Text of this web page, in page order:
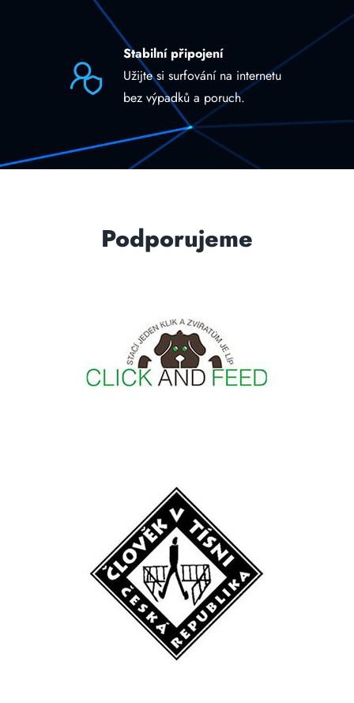
Stabilní připojení
Užijte si surfování na internetu
bez výpadků a poruch.
Podporujeme